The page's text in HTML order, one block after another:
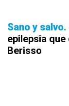
Sano y salvo
epilepsia
Berisso